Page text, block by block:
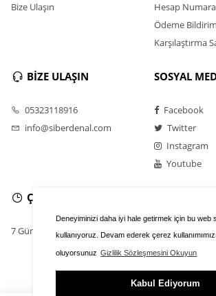
Deneyiminizi daha iyi hale getirmek için bu web
kullanıyoruz. Devam ederek çerez
oluyorsunuz Gizlilik Sözleşmesini Okuyun
Kabul Ediyorum
Bize Ulaşın
Hesap
Ödeme
Karşılaştırma
BİZE ULAŞIN
05323118916
info@siberdenal.com
SOSYAL
Facebook
Twitter
Instagram
Youtube
ÇALIŞMA SAATLERİ
7 Gün / 24 Saat